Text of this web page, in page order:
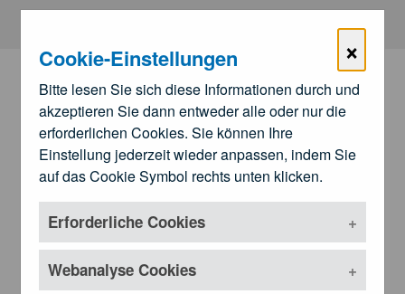
×
Cookie-Einstellungen
Bitte lesen Sie sich diese Informationen durch und
akzeptieren Sie dann entweder alle oder nur die
erforderlichen Cookies. Sie können Ihre
Einstellung jederzeit wieder anpassen, indem Sie
auf das Cookie Symbol rechts unten klicken.
Erforderliche Cookies
Webanalyse Cookies
Zum Hauptinhalt springen
Zu den
Landesärztekammern